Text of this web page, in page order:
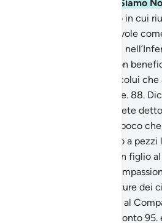
fretta di combatterli. Siamo
Il Giorno in cui
presso il Compassionevole
e spingeremo i malvagi
non
intercessione, a parte colui
con il Compassionevole. 88.
Avete
Manca poco
si apra la terra e cadano a
perché attribuiscono un figlio
Non si addice al
Tutte le creature dei
presentano come servi al
li ha contati e tiene il conto 95.